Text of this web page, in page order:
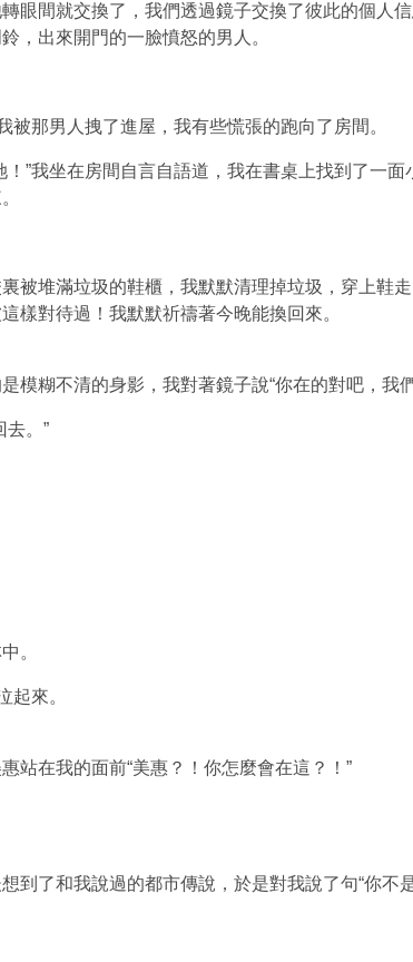
眼間就交換了，我們透過鏡子交換了彼此的個人
，出來開門的一臉憤怒的男人。
被那男人拽了進屋，我有些慌張的跑向了房間。
”我坐在房間自言自語道，我在書桌上找到了一
裏被堆滿垃圾的鞋櫃，我默默清理掉垃圾，穿上鞋
樣對待過 ！ 我默默祈禱著今晚能換回來。
模糊不清的身影，我對著鏡子說“你在的對吧，我
去。”
。
來。
站在我的面前“美惠？！你怎麼會在這？ ！ ”
到了和我說過的都市傳說，於是對我說了句“你